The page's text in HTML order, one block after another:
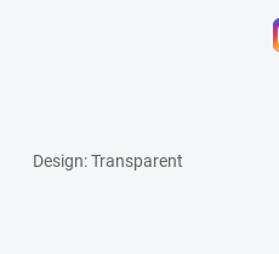
Design: Transparent